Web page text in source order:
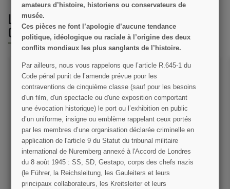
LES CLIENTS QUI ONT ACHETÉ CE PRODUIT
ONT ÉGALEMENT ACHETÉ :
US, à
Tags), WWII
€
Sac en toile,101st
Airborne, D-Day 1944
19,90 €
amateurs d’histoire, historiens ou conservateurs de
musée.
Ces pièces ne font l’apologie d’aucune tendance
politique, idéologique ou raciale à l’origine des deux
conflits mondiaux les plus sanglants de l’histoire.
Par ailleurs, nous vous rappelons que l’article R.645­-1 du
Code pénal punit de l’amende prévue pour les
contraventions de cinquième classe (sauf pour les besoins
d'un film, d'un spectacle ou d'une exposition comportant
une évocation historique) le port ou l’exhibition en public
d’un uniforme, insigne ou emblème rappelant ceux portés
par les membres d’une organisation déclarée criminelle en
application de l'article 9 du Statut du tribunal militaire
international de Nuremberg annexé à l'Accord de Londres
du 8 août 1945 : SS, SD, Gestapo, corps des chefs nazis
(le Führer, la Reichsleitung, les Gauleiters et leurs
principaux collaborateurs, les Kreitsleiter et leurs